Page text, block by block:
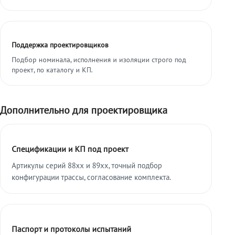
Поддержка проектировщиков
Подбор номинала, исполнения и изоляции строго под
проект, по каталогу и КП.
Дополнительно для проектировщика
Спецификации и КП под проект
Артикулы серий 88xx и 89xx, точный подбор
конфигурации трассы, согласование комплекта.
Паспорт и протоколы испытаний